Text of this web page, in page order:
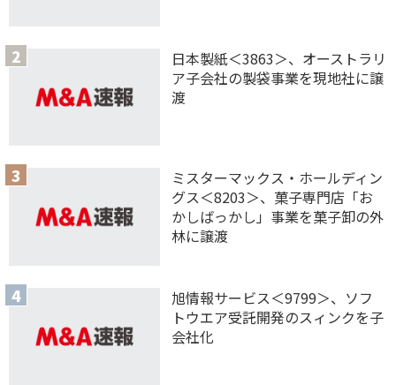
日本製紙＜3863＞、オーストラリ
ア子会社の製袋事業を現地社に譲
渡
ミスターマックス・ホールディン
グス＜8203＞、菓子専門店「お
かしばっかし」事業を菓子卸の外
林に譲渡
旭情報サービス＜9799＞、ソフ
トウエア受託開発のスィンクを子
会社化